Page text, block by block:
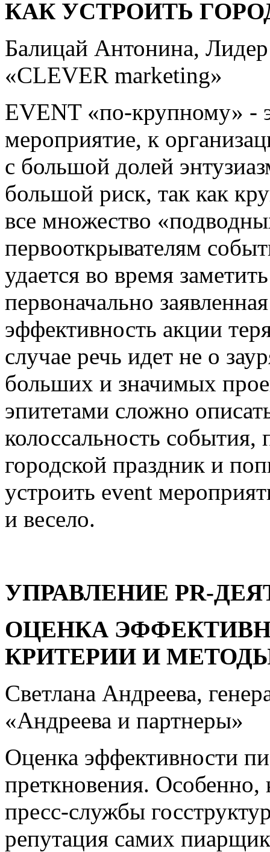
КАК УСТРОИТЬ
Балицай Антонина,
«CLEVER marketing»
EVENT «по-крупному» -
мероприятие, к
с большой долей
большой риск, так как
все множество
первооткрывателям
удается во время
первоначально
эффективность акции
случае речь идет не о
больших и значимых
эпитетами сложно
колоссальность события,
городской праздник и
устроить event
и весело.
УПРАВЛЕНИЕ PR-
ОЦЕНКА
КРИТЕРИИ И
Светлана Андреева,
«Андреева и партнеры»
Оценка эффективности
преткновения. Особенно,
пресс-службы
репутация самих